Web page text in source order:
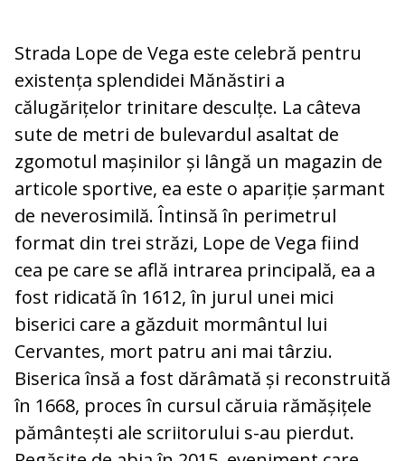
Strada Lope de Vega este celebră pentru
existența splendidei Mănăstiri a
călugărițelor trinitare desculțe. La câteva
sute de metri de bulevardul asaltat de
zgomotul mașinilor și lângă un magazin de
articole sportive, ea este o apariție șarmant
de neverosimilă. Întinsă în perimetrul
format din trei străzi, Lope de Vega fiind
cea pe care se află intrarea principală, ea a
fost ridicată în 1612, în jurul unei mici
biserici care a găzduit mormântul lui
Cervantes, mort patru ani mai târziu.
Biserica însă a fost dărâmată și reconstruită
în 1668, proces în cursul căruia rămășițele
pământești ale scriitorului s-au pierdut.